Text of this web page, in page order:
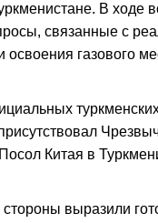
В ходе
связанные с
освоения газового
Китая в
выразили